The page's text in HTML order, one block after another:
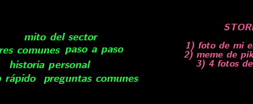
1) foto de mi
2) meme de
3) 4 fotos
rápido
mito del sector
comunes
historia personal
preguntas comunes
paso a paso